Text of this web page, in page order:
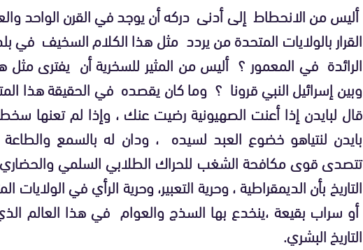
أليس من الانحطاط إلى أدنى دركه أن يوجد في القرن الواحد
القرار بالولايات المتحدة من يردد مثل هذا الكلام السخيف في
الرائدة في المعمور ؟ أليس من المثير للسخرية أن يفترى مثل
وبين إسرائيل النبي قرونا ؟ وما كان يقصده في الحقيقة هذا
قال لبايدن إذا أعنت الصهيونية رضيت عنك ، وإذا لم
بايدن لنتياهو خضوع العبد لسيده ، ودان له بالسمع
تتصدى قوى مكافحة الشغب للحراك الطلابي السلمي
التاريخ بأن الديمقراطية ، وحرية التعبير، وحرية الرأي في
أو سراب بقيعة ،ينخدع بها السذج والعوام في هذا العالم
التاريخ البشري.